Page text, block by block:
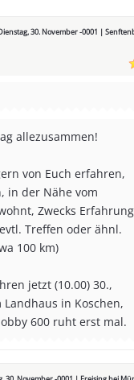
30. November -0001 |
allezusammen!
von Euch erfahren,
in der Nähe vom
Zwecks
Treffen oder ähnl.
100 km)
jetzt (10.00) 30.,
in Koschen,
600 ruht erst mal.